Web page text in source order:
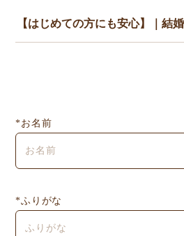
*お名前
*ふりがな